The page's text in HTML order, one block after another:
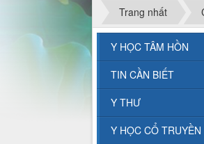
Trang nhất
Y HỌC TÂM HỒN
TIN CẦN BIẾT
Y THƯ
Y HỌC CỔ TRUYỀN